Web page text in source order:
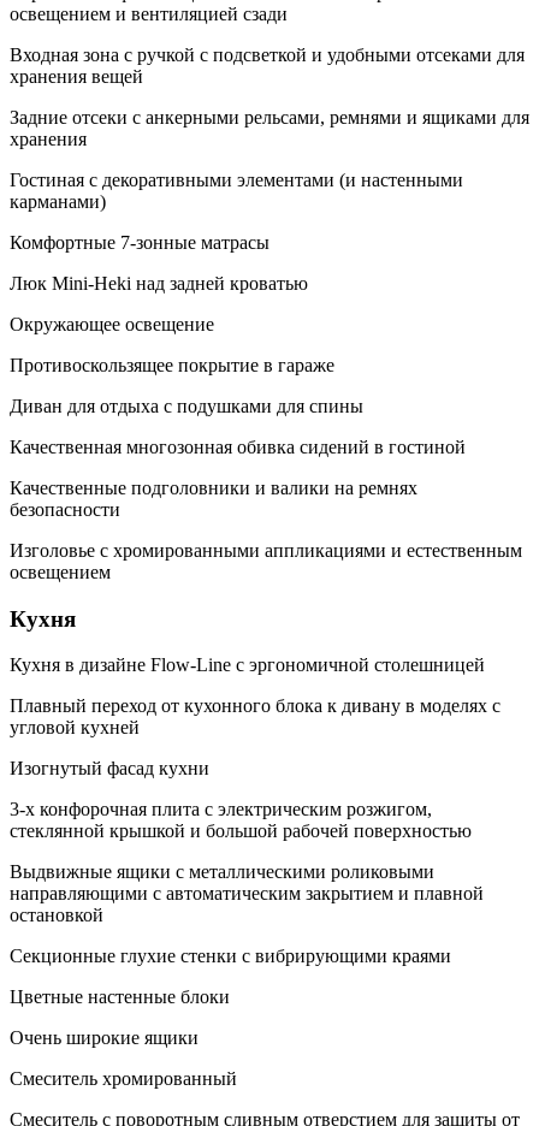
освещением и вентиляцией сзади
Входная зона с ручкой с подсветкой и удобными отсеками для
хранения вещей
Задние отсеки с анкерными рельсами, ремнями и ящиками для
хранения
Гостиная с декоративными элементами (и настенными
карманами)
Комфортные 7-зонные матрасы
Люк Mini-Heki над задней кроватью
Окружающее освещение
Противоскользящее покрытие в гараже
Диван для отдыха с подушками для спины
Качественная многозонная обивка сидений в гостиной
Качественные подголовники и валики на ремнях
безопасности
Изголовье с хромированными аппликациями и естественным
освещением
Кухня
Кухня в дизайне Flow-Line с эргономичной столешницей
Плавный переход от кухонного блока к дивану в моделях с
угловой кухней
Изогнутый фасад кухни
3-х конфорочная плита с электрическим розжигом,
стеклянной крышкой и большой рабочей поверхностью
Выдвижные ящики с металлическими роликовыми
направляющими с автоматическим закрытием и плавной
остановкой
Секционные глухие стенки с вибрирующими краями
Цветные настенные блоки
Очень широкие ящики
Смеситель хромированный
Смеситель с поворотным сливным отверстием для защиты от